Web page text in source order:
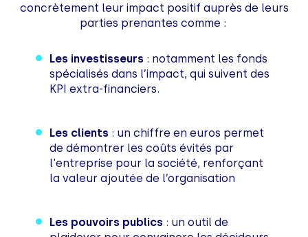
concrètement leur impact positif auprès de leurs
parties prenantes comme :
Les investisseurs : notamment les fonds
spécialisés dans l’impact, qui suivent des
KPI extra-financiers.
Les clients : un chiffre en euros permet
de démontrer les coûts évités par
l'entreprise pour la société, renforçant
la valeur ajoutée de l’organisation
Les pouvoirs publics : un outil de